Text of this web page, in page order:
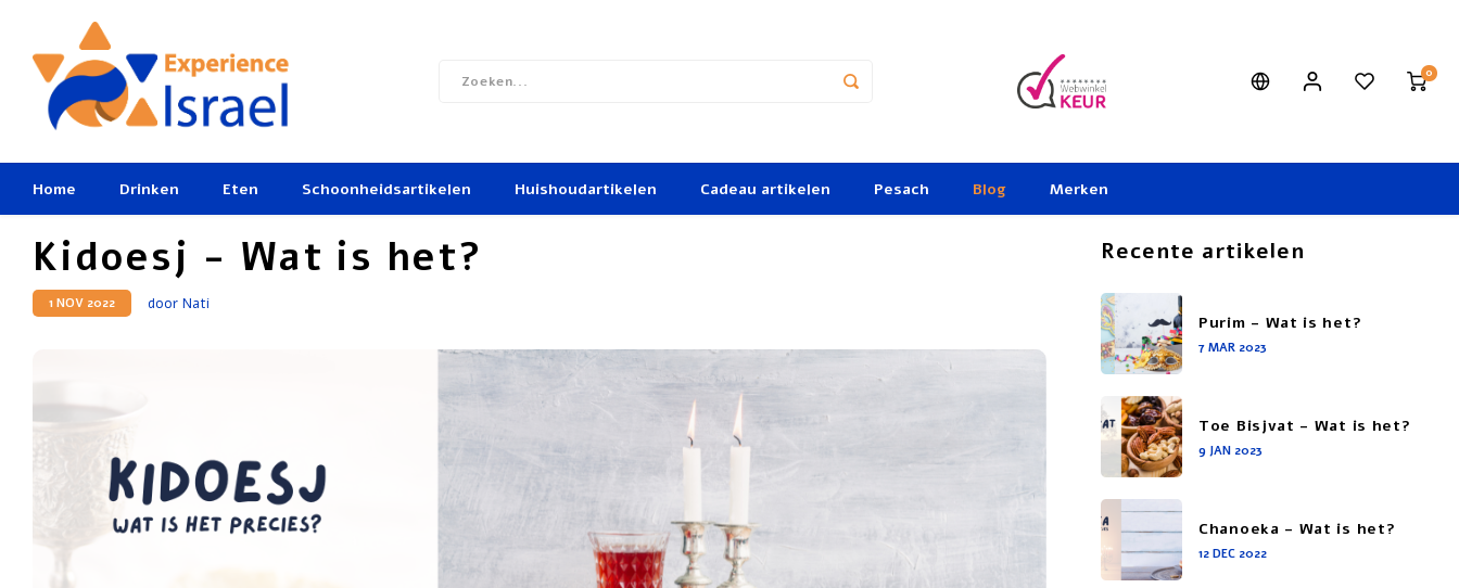
0
Home Drinken Eten Schoonheidsartikelen Huishoudartikelen Cadeau artikelen Pesach Blog Merken
Kidoesj - Wat is het?
1 NOV 2022 door Nati
Recente artikelen
Purim - Wat is het?
7 MAR 2023
Toe Bisjvat - Wat is het?
9 JAN 2023
Chanoeka - Wat is het?
12 DEC 2022